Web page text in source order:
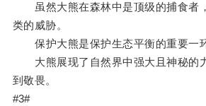
虽然大熊在森林中是顶级的捕食者
类的威胁。
保护大熊是保护生态平衡的重要一环
大熊展现了自然界中强大且神秘的
到敬畏。
#3#